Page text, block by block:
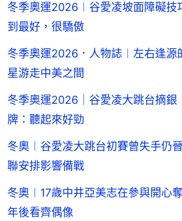
冬季奧運2026︱谷愛凌坡面障礙技
到最好，很驕傲
冬季奧運2026．人物誌︱左右逢
星游走中美之間
冬季奧運2026｜谷愛凌大跳台摘
牌：聽起來好勁
冬奧︱谷愛凌大跳台初賽曾失手仍
聯安排影響備戰
冬奧︱17歲中井亞美志在參與開心
年後看齊偶像